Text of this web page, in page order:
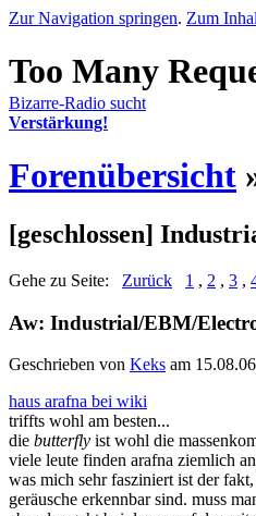
Zur Navigation springen. Zum
Bizarre-Radio sucht
Verstärkung!
Forenübersicht
[geschlossen]
Gehe zu Seite: Zurück 1 , 2 , 3 ,
Aw: Industrial/EBM/
Geschrieben von Keks am
haus arafna bei wiki
triffts wohl am besten...
die butterfly ist wohl die
viele leute finden arafna ziemlich
was mich sehr fasziniert ist der
geräusche erkennbar sind. muss